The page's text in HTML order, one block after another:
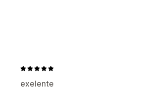
exelente